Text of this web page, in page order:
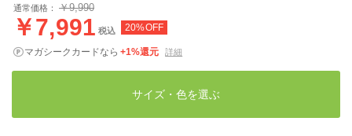
通常価格： ￥9,990
￥7,991 税込 20%OFF
マガシークカードなら +1%還元 詳細
サイズ・色を選ぶ